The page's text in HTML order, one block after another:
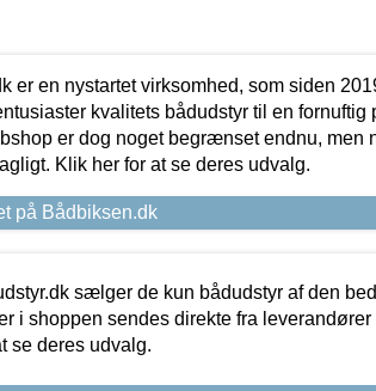
er en nystartet virksomhed, som siden
kvalitets bådudstyr til en fornuftig
er dog noget begrænset endnu, men
Klik her for at se deres udvalg.
på Bådbiksen.dk
sælger de kun bådudstyr af den
i shoppen sendes direkte fra leverandører
se deres udvalg.